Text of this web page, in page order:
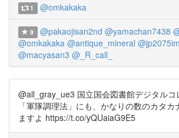
1 @omkakaka
9 @pakaojisan2nd @yamachan7438
@omkakaka @antique_mineral @jp2075im
@macyasan3 @_R_call_
@all_gray_ue3 国立国会図書館デジタルコ
「軍隊調理法」にも、かなりの数のカタカ
ますよ https://t.co/yQUaiaG9E5